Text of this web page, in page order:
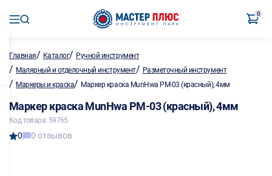
0
Главная/ Каталог/ Ручной инструмент
/ Малярный и отделочный инструмент/ Разметочный инструмент
/ Маркеры и краска/ Маркер краска MunHwa PM-03 (красный), 4мм
Маркер краска MunHwa PM-03 (красный), 4мм
Код товара: 59765
0 0 отзывов